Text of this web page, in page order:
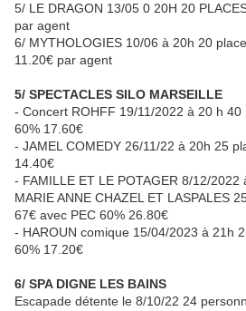
5/ LE DRAGON 13/05 0 20H 20
par agent
6/ MYTHOLOGIES 10/06 à 20h 20
11.20€ par agent
5/ SPECTACLES SILO MARSEILLE
- Concert ROHFF 19/11/2022 à 20 h 40
60% 17.60€
- JAMEL COMEDY 26/11/22 à 20h 25
14.40€
- FAMILLE ET LE POTAGER 8/12/2022
MARIE ANNE CHAZEL ET LASPALES
67€ avec PEC 60% 26.80€
- HAROUN comique 15/04/2023 à 21h
60% 17.20€
6/ SPA DIGNE LES BAINS
Escapade détente le 8/10/22 24